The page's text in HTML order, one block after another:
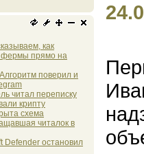
как
прямо на
поверил и
читал переписку
крипту
схема
читалок в
Defender остановил